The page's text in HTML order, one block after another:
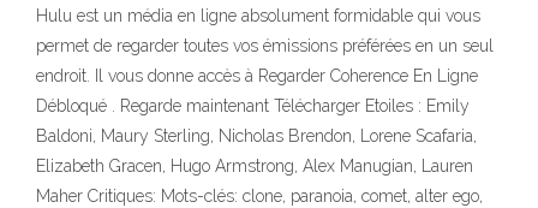
Hulu est un média en ligne absolument formidable qui vous
permet de regarder toutes vos émissions préférées en un seul
endroit. Il vous donne accès à Regarder Coherence En Ligne
Débloqué . Regarde maintenant Télécharger Etoiles : Emily
Baldoni, Maury Sterling, Nicholas Brendon, Lorene Scafaria,
Elizabeth Gracen, Hugo Armstrong, Alex Manugian, Lauren
Maher Critiques: Mots-clés: clone, paranoia, comet, alter ego,